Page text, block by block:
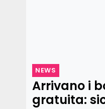
NEWS
Arrivano i
gratuita: